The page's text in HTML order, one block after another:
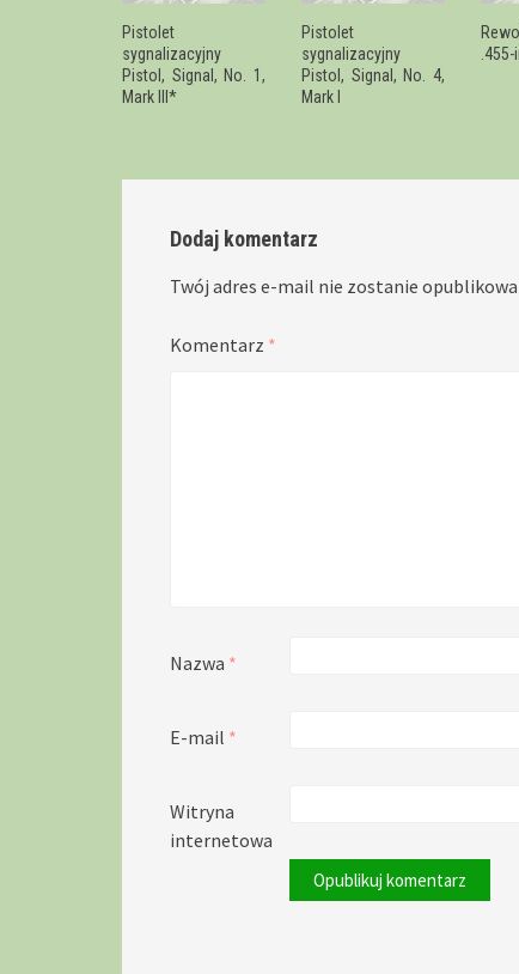
Pistolet
sygnalizacyjny
Pistol, Signal, No. 1,
Mark III*
Pistolet
sygnalizacyjny
Pistol, Signal, No. 4,
Mark I
Dodaj komentarz
Twój adres e-mail nie zostanie
Komentarz *
Nazwa *
E-mail *
Witryna
internetowa